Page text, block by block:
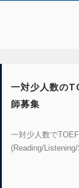
一対少人数の
師募集
一対少人数で
(Reading/